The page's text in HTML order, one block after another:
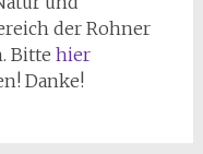
der Rohner
Bitte hier
Danke!